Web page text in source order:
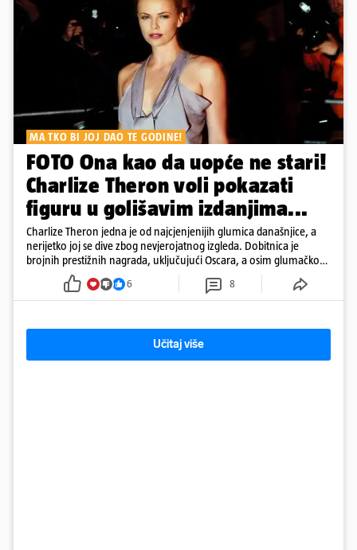
MA TKO BI JOJ DAO TE GODINE!
FOTO Ona kao da uopće ne stari!
Charlize Theron voli pokazati
figuru u golišavim izdanjima...
Charlize Theron jedna je od najcjenjenijih glumica današnjice, a
nerijetko joj se dive zbog nevjerojatnog izgleda. Dobitnica je
brojnih prestižnih nagrada, uključujući Oscara, a osim glumačkog
rada poznata je i po svom humanitarnom angažmanu. Golišave
fotke nisu joj problem, a u galeriji pogledajte kako se mijenjala
kroz godine.
6 8
Učitaj više